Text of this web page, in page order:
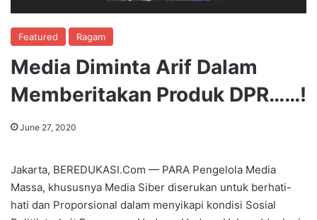
Featured Ragam
Media Diminta Arif Dalam
Memberitakan Produk DPR……!
June 27, 2020
Jakarta, BEREDUKASI.Com — PARA Pengelola Media
Massa, khususnya Media Siber diserukan untuk berhati-
hati dan Proporsional dalam menyikapi kondisi Sosial